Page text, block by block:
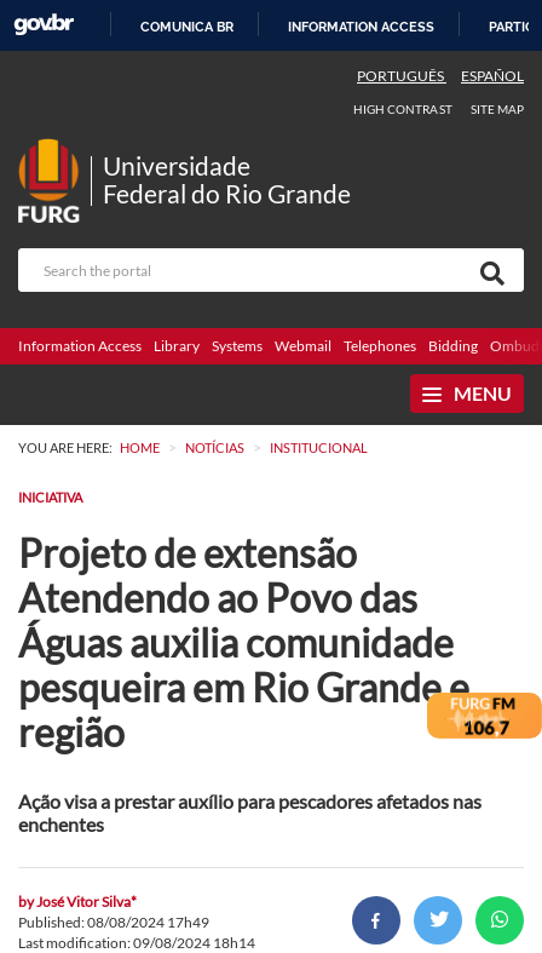
COMUNICA BR INFORMATION ACCESS
PORTUGUÊS ESPAÑOL
HIGH CONTRAST SITE MAP
Universidade
Federal do Rio Grande
Information Access Library Systems Webmail Telephones Bidding
MENU
YOU ARE HERE: HOME > NOTÍCIAS > INSTITUCIONAL
INICIATIVA
Projeto de extensão
Atendendo ao Povo das
Águas auxilia comunidade
pesqueira em Rio Grande e
região
Ação visa a prestar auxílio para pescadores afetados nas
enchentes
byJosé Vitor Silva*
Published: 08/08/2024 17h49
Last modification: 09/08/2024 18h14